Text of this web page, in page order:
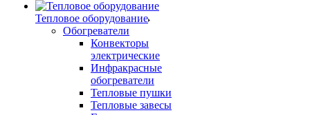
Тепловое оборудование
Обогреватели
Конвекторы
электрические
Инфракрасные
обогреватели
Тепловые пушки
Тепловые завесы